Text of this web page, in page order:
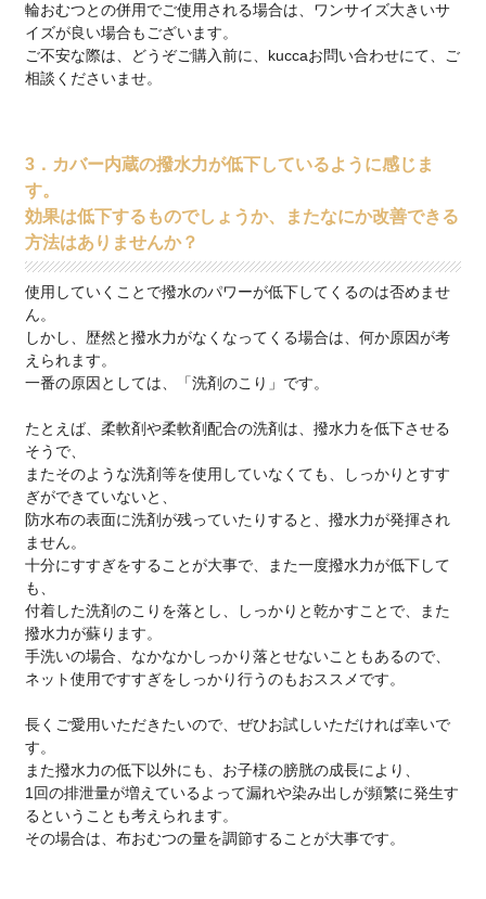
輪おむつとの併用でご使用される場合は、ワンサイズ大きいサ
イズが良い場合もございます。
ご不安な際は、どうぞご購入前に、kuccaお問い合わせにて、ご
相談くださいませ。
3．カバー内蔵の撥水力が低下しているように感じま
す。
効果は低下するものでしょうか、またなにか改善できる
方法はありませんか？
使用していくことで撥水のパワーが低下してくるのは否めませ
ん。
しかし、歴然と撥水力がなくなってくる場合は、何か原因が考
えられます。
一番の原因としては、「洗剤のこり」です。
たとえば、柔軟剤や柔軟剤配合の洗剤は、撥水力を低下させる
そうで、
またそのような洗剤等を使用していなくても、しっかりとすす
ぎができていないと、
防水布の表面に洗剤が残っていたりすると、撥水力が発揮され
ません。
十分にすすぎをすることが大事で、また一度撥水力が低下して
も、
付着した洗剤のこりを落とし、しっかりと乾かすことで、また
撥水力が蘇ります。
手洗いの場合、なかなかしっかり落とせないこともあるので、
ネット使用ですすぎをしっかり行うのもおススメです。
長くご愛用いただきたいので、ぜひお試しいただければ幸いで
す。
また撥水力の低下以外にも、お子様の膀胱の成長により、
1回の排泄量が増えているよって漏れや染み出しが頻繁に発生す
るということも考えられます。
その場合は、布おむつの量を調節することが大事です。